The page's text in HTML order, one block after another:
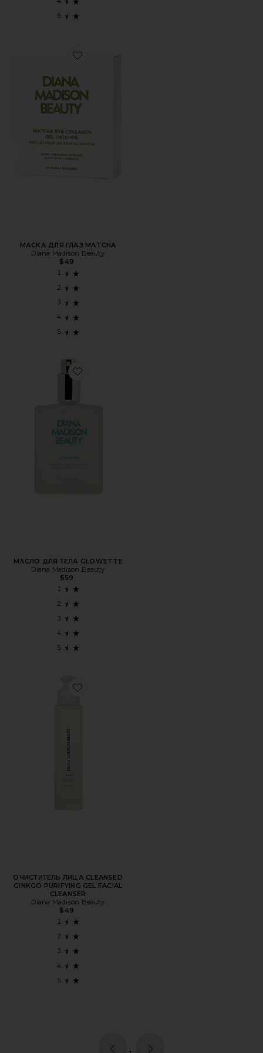
Favorite МАСКА ДЛЯ ГЛАЗ MATCHA
МАСКА ДЛЯ ГЛАЗ MATCHA
Diana Madison Beauty
$49
Favorite МАСЛО ДЛЯ ТЕЛА GLOWETTE
МАСЛО ДЛЯ ТЕЛА GLOWETTE
Diana Madison Beauty
$59
Favorite ОЧИСТИТЕЛЬ ЛИЦА CLEANSED GINKGO
ОЧИСТИТЕЛЬ ЛИЦА CLEANSED
GINKGO PURIFYING GEL FACIAL
CLEANSER
Diana Madison Beauty
$49